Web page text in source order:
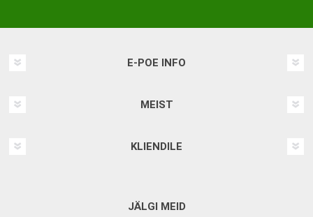
E-POE INFO
MEIST
KLIENDILE
JÄLGI MEID